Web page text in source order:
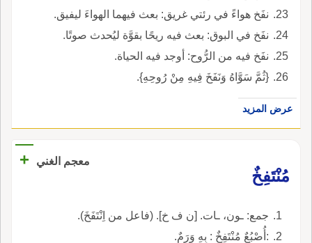
نفَخ هواءً في رئتي غريق: بعث فيهما الهواءَ ليفيق.
نفَخ في البوق: بعث فيه ريحًا بقوَّة ليُحدث صوتًا.
نفَخ فيه من الرُّوح: أوجد فيه الحياة.
{ثُمَّ سَوَّاهُ وَنَفَخَ فِيهِ مِنْ رُوحِهِ}.
عرض المزيد
معجم الغني
+
مُنْتَفِخٌ
جمع: ـون، ـات. [ن ف خ]. (فاعل من اِنْتَفَخَ).
:أُصْبُعٌ مُنْتَفِخٌ : بِهِ وَرَمٌ.